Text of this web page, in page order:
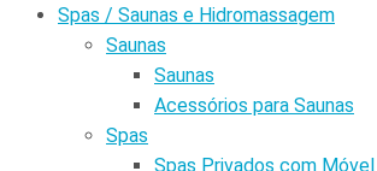
Spas / Saunas e Hidromassagem
Saunas
Saunas
Acessórios para Saunas
Spas
Spas Privados com Móvel